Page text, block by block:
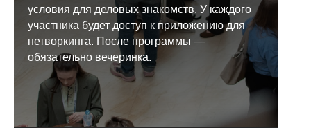
условия для деловых знакомств. У каждого
участника будет доступ к приложению для
нетворкинга. После программы —
обязательно вечеринка.